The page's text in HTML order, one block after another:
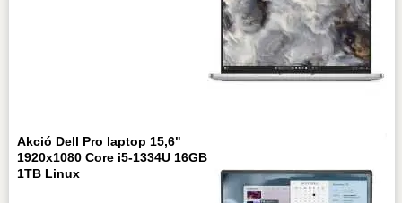
Akció Dell Pro laptop 15,6"
1920x1080 Core i5-1334U 16GB
1TB Linux